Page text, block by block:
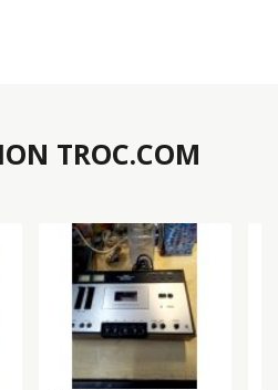
TROC.COM